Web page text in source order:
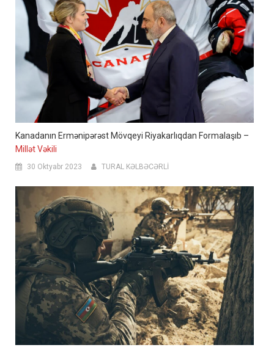
Kanadanın Ermənipərəst Mövqeyi Riyakarlıqdan Formalaşıb –
Millət Vəkili
30 Oktyabr 2023 TURAL KƏLBƏCƏRLİ